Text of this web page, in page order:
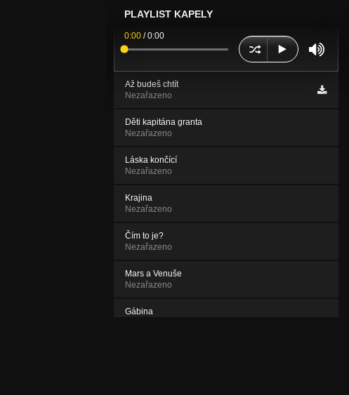
PLAYLIST KAPELY
0:00 /0:00
Až budeš chtít
Nezařazeno
Děti kapitána granta
Nezařazeno
Láska končící
Nezařazeno
Krajina
Nezařazeno
Čím to je?
Nezařazeno
Mars a Venuše
Nezařazeno
Gábina